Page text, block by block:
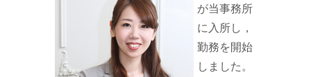
が当事務所
に入所し，
勤務を開始
しました。